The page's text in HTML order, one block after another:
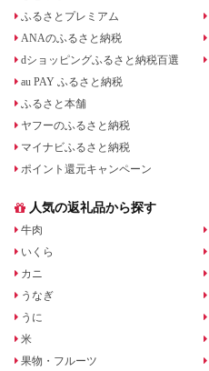
ふるさとプレミアム
ANAのふるさと納税
dショッピングふるさと納税百選
au PAY ふるさと納税
ふるさと本舗
ヤフーのふるさと納税
マイナビふるさと納税
ポイント還元キャンペーン
人気の返礼品から探す
牛肉
いくら
カニ
うなぎ
うに
米
果物・フルーツ